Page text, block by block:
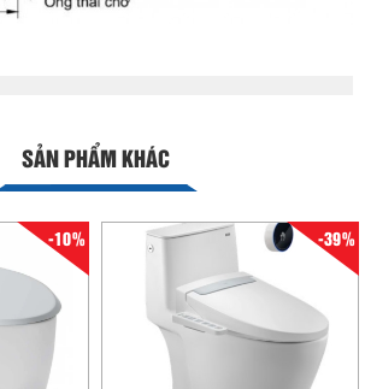
SẢN PHẨM KHÁC
-10% -39%